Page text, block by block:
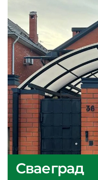
Сваеград